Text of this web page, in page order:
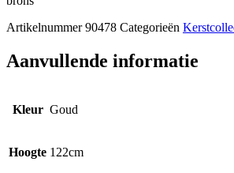
Artikelnummer90478 Categorieën
Aanvullende informatie
Kleur Goud
Hoogte 122cm